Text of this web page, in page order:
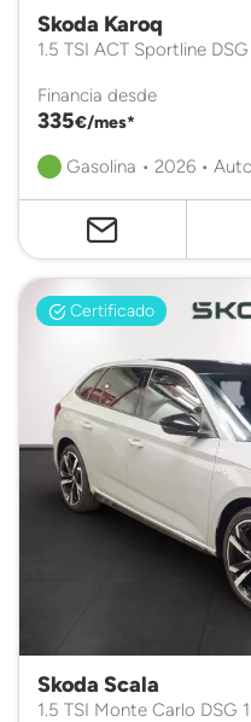
Skoda Karoq
1.5 TSI ACT Sportline
Financia desde
335€/mes*
Gasolina • 2026 •
Certificado
Skoda Scala
1.5 TSI Monte Carlo DSG